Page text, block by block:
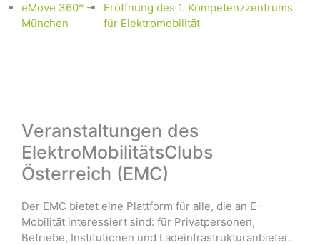
eMove 360* –
München
Eröffnung des 1. Kompetenzzentrums
für Elektromobilität
Veranstaltungen des
ElektroMobilitätsClubs
Österreich (EMC)
Der EMC bietet eine Plattform für alle, die an E-
Mobilität interessiert sind: für Privatpersonen,
Betriebe, Institutionen und Ladeinfrastrukturanbieter.